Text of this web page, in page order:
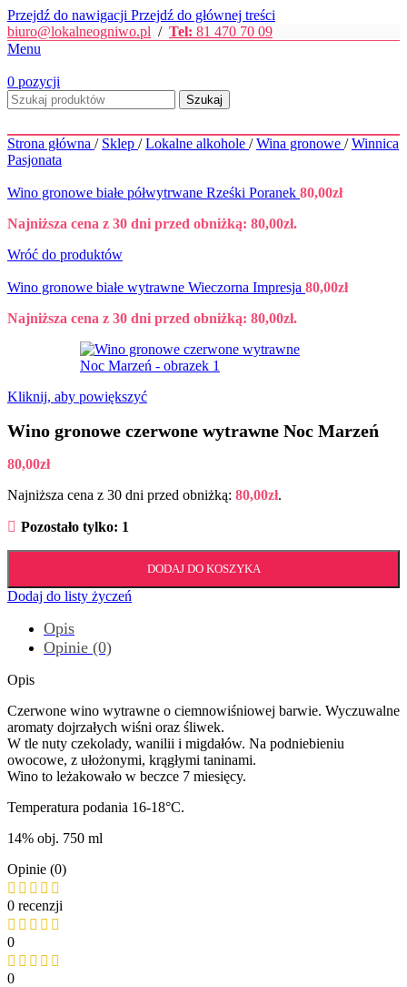
Przejdź do nawigacji Przejdź do głównej treści
biuro@lokalneogniwo.pl / Tel: 81 470 70 09
Menu
0 pozycji
Szukaj
Strona główna / Sklep / Lokalne alkohole / Wina gronowe / Winnica
Pasjonata
Wino gronowe białe półwytrwane Rześki Poranek 80,00zł
Najniższa cena z 30 dni przed obniżką: 80,00zł.
Wróć do produktów
Wino gronowe białe wytrawne Wieczorna Impresja 80,00zł
Najniższa cena z 30 dni przed obniżką: 80,00zł.
Kliknij, aby powiększyć
Wino gronowe czerwone wytrawne Noc Marzeń
80,00zł
Najniższa cena z 30 dni przed obniżką: 80,00zł.
Pozostało tylko: 1
DODAJ DO KOSZYKA
Dodaj do listy życzeń
Opis
Opinie (0)
Opis
Czerwone wino wytrawne o ciemnowiśniowej barwie. Wyczuwalne
aromaty dojrzałych wiśni oraz śliwek.
W tle nuty czekolady, wanilii i migdałów. Na podniebieniu
owocowe, z ułożonymi, krągłymi taninami.
Wino to leżakowało w beczce 7 miesięcy.
Temperatura podania 16-18°C.
14% obj. 750 ml
Opinie (0)
0 recenzji
0
0